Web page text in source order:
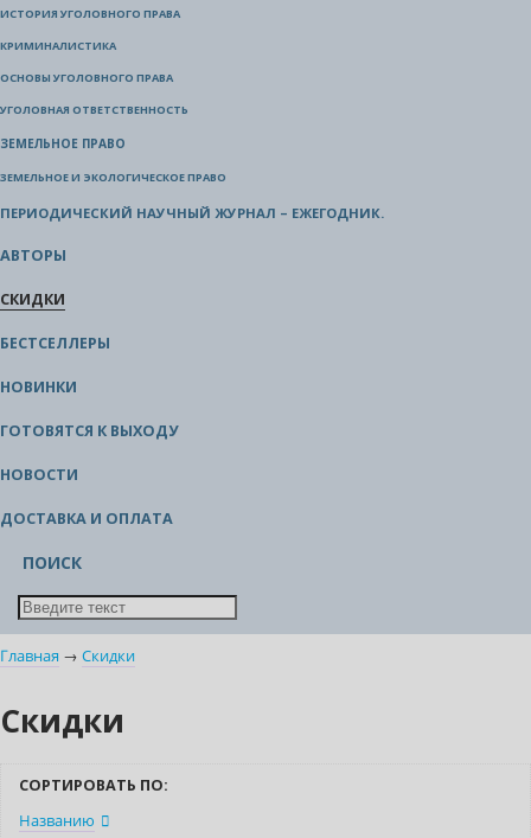
ИСТОРИЯ УГОЛОВНОГО ПРАВА
КРИМИНАЛИСТИКА
ОСНОВЫ УГОЛОВНОГО ПРАВА
УГОЛОВНАЯ ОТВЕТСТВЕННОСТЬ
ЗЕМЕЛЬНОЕ ПРАВО
ЗЕМЕЛЬНОЕ И ЭКОЛОГИЧЕСКОЕ ПРАВО
ПЕРИОДИЧЕСКИЙ НАУЧНЫЙ ЖУРНАЛ – ЕЖЕГОДНИК.
АВТОРЫ
СКИДКИ
БЕСТСЕЛЛЕРЫ
НОВИНКИ
ГОТОВЯТСЯ К ВЫХОДУ
НОВОСТИ
ДОСТАВКА И ОПЛАТА
ПОИСК
Главная → Скидки
Скидки
СОРТИРОВАТЬ ПО:
Названию